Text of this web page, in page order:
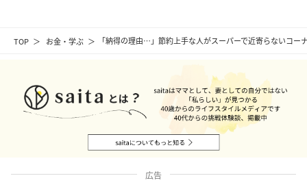
TOP お金・学ぶ 「納得の理由…」節約上手な人がスーパーで近寄らないコー
広告